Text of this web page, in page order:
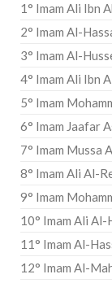
1° Imam Ali Ibn
2° Imam Al-
3° Imam Al-
4° Imam Ali Ibn
5° Imam
6° Imam Jaafar
7° Imam Mussa
8° Imam Ali Al-
9° Imam
10° Imam Ali Al-
11° Imam Al-
12° Imam Al-